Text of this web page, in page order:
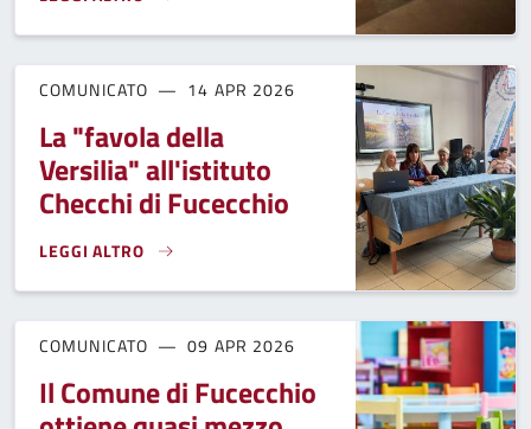
COMUNICATO 14 APR 2026
La "favola della
Versilia" all'istituto
Checchi di Fucecchio
LEGGI ALTRO
LA "FAVOLA DELLA VERSILIA" ALL'ISTITUTO CHECCHI DI
COMUNICATO 09 APR 2026
Il Comune di Fucecchio